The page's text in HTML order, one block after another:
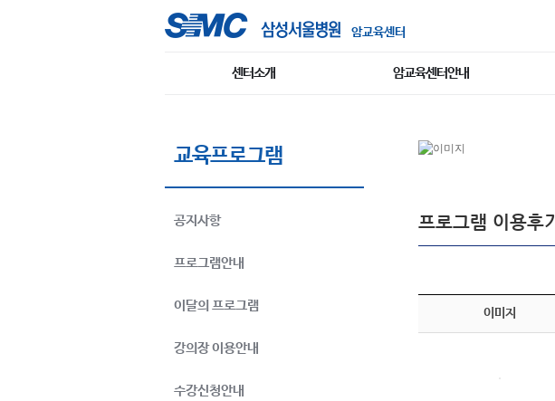
암교육센터
센터소개 암교육센터안내
교육프로그램
공지사항
프로그램안내
이달의 프로그램
강의장 이용안내
수강신청안내
프로그램 이용후기
이미지